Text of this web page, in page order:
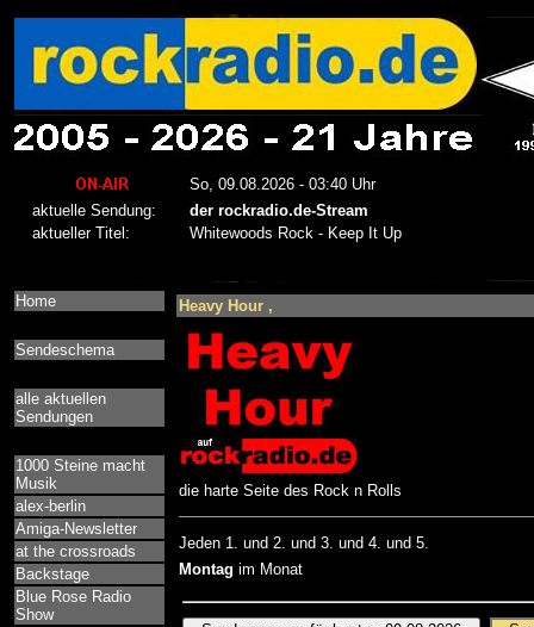
Home
Sendeschema
alle aktuellen
Sendungen
1000 Steine macht
Musik
alex-berlin
Amiga-Newsletter
at the crossroads
Backstage
Blue Rose Radio
Show
Heavy Hour ,
die harte Seite des Rock n Rolls
Jeden 1. und 2. und 3. und 4. und 5.
Montag im Monat